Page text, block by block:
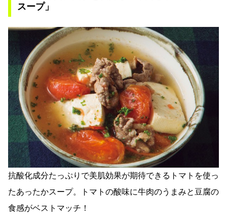
スープ」
抗酸化成分たっぷりで美肌効果が期待できるトマトを使っ
たあったかスープ。トマトの酸味に牛肉のうまみと豆腐の
食感がベストマッチ！